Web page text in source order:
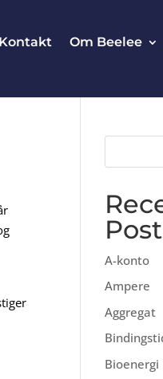
Kontakt Om Beelee
A-konto
Ampere
Aggregat
Bioenergi